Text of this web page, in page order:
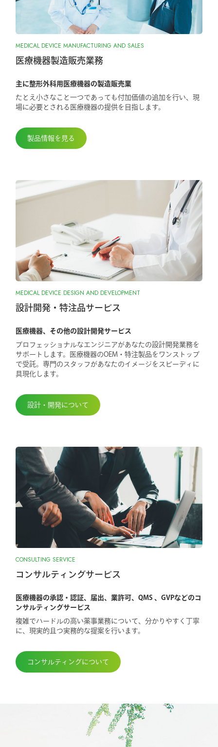
知らせ
2025.10.28
『ORIONフィンガージョイント』承認取
得しました
2025.5.29
第98回日本整形外科学会学術総会に出展
しました
MEDICAL DEVICE MANUFACTURING AND SALES
医療機器製造販売業務
主に整形外科用医療機器の製造販売業
たとえ小さなこと一つであっても付加価値の追加を行い、現
場に必要とされる医療機器の提供を目指します。
製品情報を見る
MEDICAL DEVICE DESIGN AND DEVELOPMENT
設計開発・特注品サービス
医療機器、その他の設計開発サービス
プロフェッショナルなエンジニアがあなたの設計開発業務を
サポートします。医療機器のOEM・特注製品をワンストップ
で受託。専門のスタッフがあなたのイメージをスピーディに
具現化します。
設計・開発について
CONSULTING SERVICE
コンサルティングサービス
医療機器の承認・認証、届出、業許可、QMS 、GVPなどのコ
ンサルティングサービス
複雑でハードルの高い薬事業務について、分かりやすく丁寧
に、現実的且つ実務的な提案を行います。
コンサルティングについて